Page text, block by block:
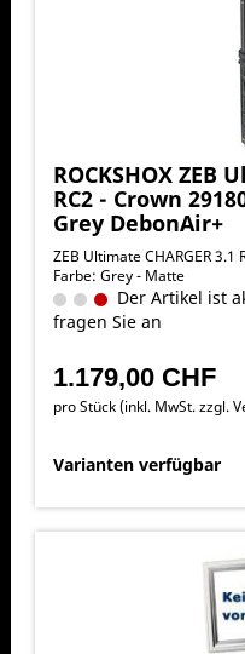
ROCKSHOX ZEB
RC2 - Crown
Grey DebonAir+
ZEB Ultimate CHARGER 3.1
Farbe: Grey - Matte
Der Artikel ist
fragen Sie an
1.179,00 CHF
pro Stück (inkl. MwSt. zzgl.
Varianten verfügbar